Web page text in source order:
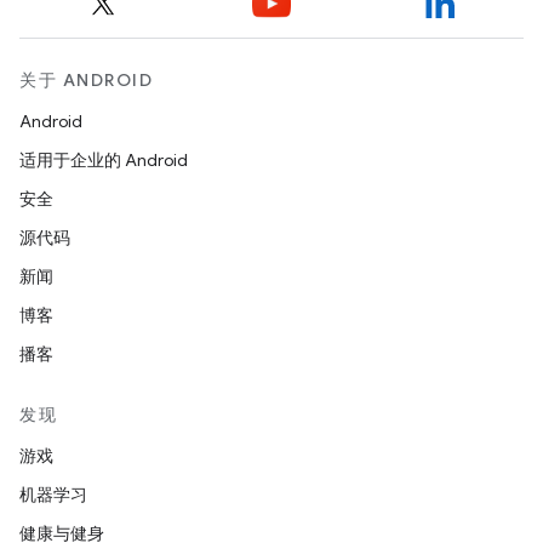
关于 ANDROID
Android
适用于企业的 Android
安全
源代码
新闻
博客
播客
发现
游戏
机器学习
健康与健身